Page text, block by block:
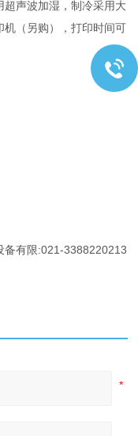
声波加湿，制冷采用大
机（另购），打印时间可
备有限:021-3388220213